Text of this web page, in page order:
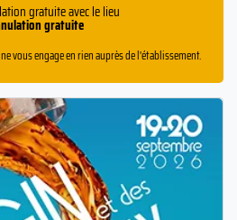
gratuite avec le lieu
gratuite
vous engage en rien auprès de l'établissement.